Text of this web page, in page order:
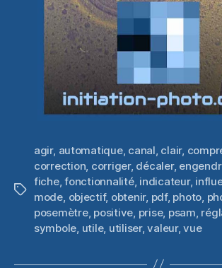
Étiquettes
agir, automatique, canal clair,
correction corriger, décaler,
fiche,fonctionnalité, indicateur,
mode objectif, obtenir, pdf, photo
posemètre, positive prise, psam
symbole utile, utiliser,valeur,vue